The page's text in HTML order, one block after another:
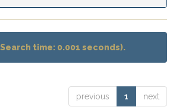
time: 0.001 seconds).
previous 1 next